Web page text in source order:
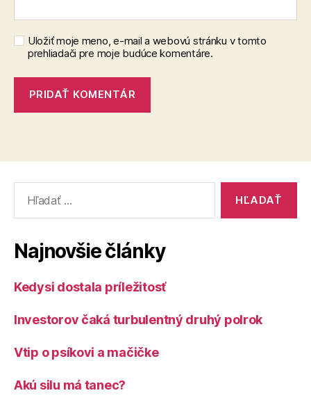
Uložiť moje meno, e-mail a webovú stránku v tomto
prehliadači pre moje budúce komentáre.
Najnovšie články
Kedysi dostala príležitosť
Investorov čaká turbulentný druhý polrok
Vtip o psíkovi a mačičke
Akú silu má tanec?